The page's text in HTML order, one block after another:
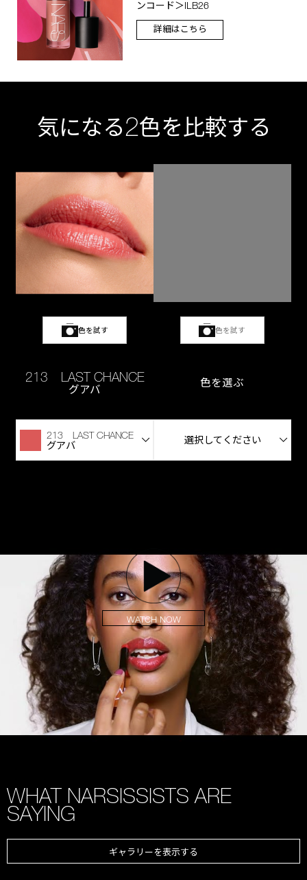
ンコード＞ILB26
詳細はこちら
気になる2色を比較する
色を試す
213 LAST CHANCE
グアバ
213 LAST CHANCE
グアバ
色を試す
色を選ぶ
選択してください
WATCH NOW
WHAT NARSISSISTS ARE
SAYING
ギャラリーを表示する